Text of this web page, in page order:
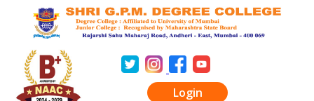
Login